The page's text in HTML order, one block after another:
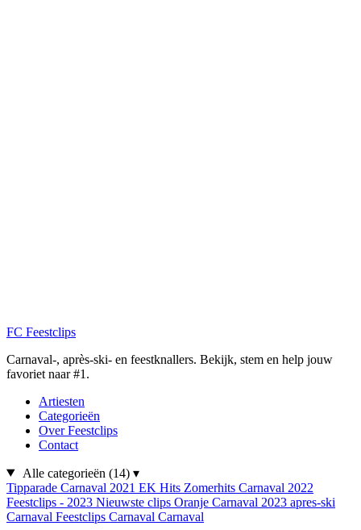
FC Feestclips
Carnaval-, après-ski- en feestknallers. Bekijk, stem en help jouw
favoriet naar #1.
Artiesten
Categorieën
Over Feestclips
Contact
Alle categorieën (14) ▾
Tipparade Carnaval 2021 EK Hits Zomerhits Carnaval 2022
Feestclips - 2023 Nieuwste clips Oranje Carnaval 2023 apres-ski
Carnaval Feestclips Carnaval Carnaval